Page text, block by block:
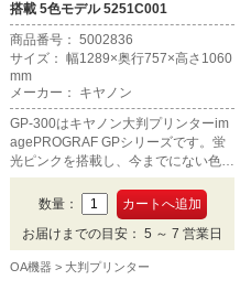
搭載 5色モデル 5251C001
商品番号： 5002836
サイズ： 幅1289×奥行757×高さ1060
mm
メーカー： キヤノン
GP-300はキヤノン大判プリンターim
agePROGRAF GPシリーズです。蛍
光ピンクを搭載し、今までにない色鮮
やかなポスター出力を実現します。5
色展開でA0ノビまで対応します。
数量：
お届けまでの目安： 5 ～ 7 営業日
OA機器 大判プリンター